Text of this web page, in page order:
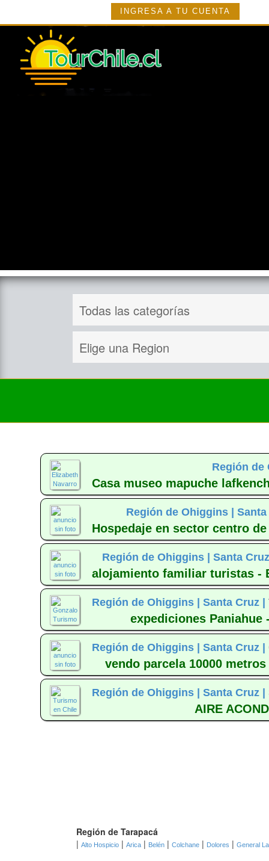
INGRESA A TU CUENTA
Región
Casa museo mapuche
Región de Ohiggins |
Hospedaje en sector centro
Región de Ohiggins |Santa
alojamiento familiar turistas -
Región de Ohiggins |Santa Cruz |
expediciones Paniahue
Región de Ohiggins |Santa Cruz |
vendo parcela 10000
Región de Ohiggins |Santa Cruz |
AIRE
Región de Tarapacá
| Alto Hospicio | Arica | Belén | Colchane | Dolores | General